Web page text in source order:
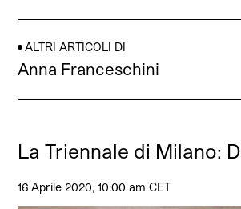
ALTRI ARTICOLI DI
Anna Franceschini
La Triennale di Milano:
16 Aprile 2020, 10:00 am CET